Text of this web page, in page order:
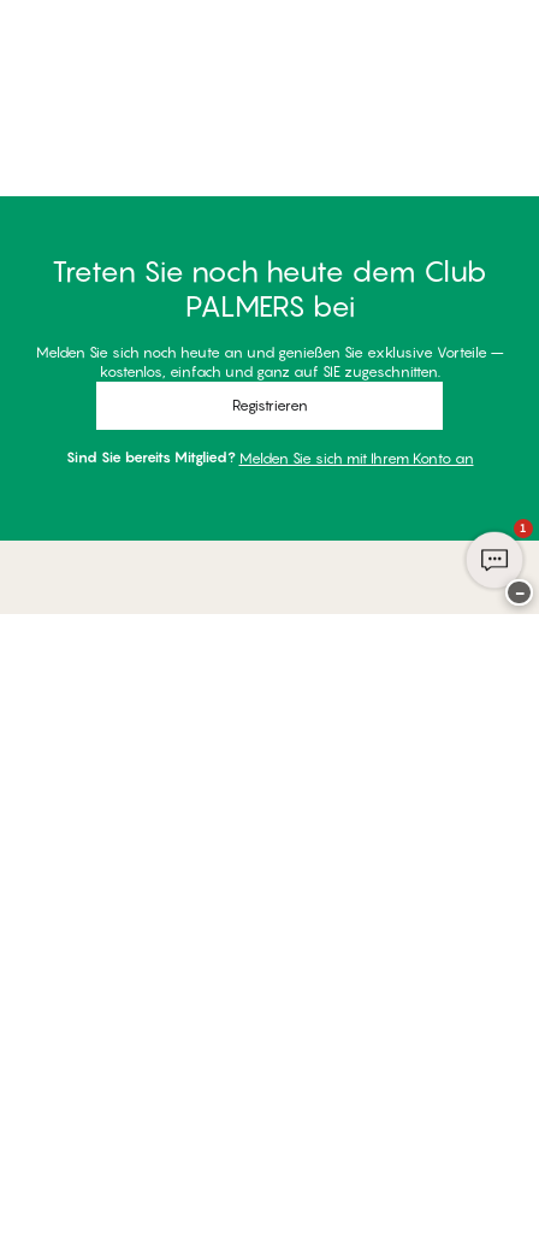
Treten Sie noch heute dem Club
PALMERS bei
Melden Sie sich noch heute an und genießen Sie exklusive Vorteile –
kostenlos, einfach und ganz auf SIE zugeschnitten.
Registrieren
Sind Sie bereits Mitglied? Melden Sie sich mit Ihrem Konto an
1
−